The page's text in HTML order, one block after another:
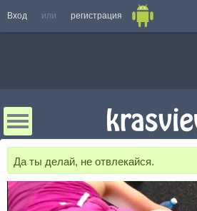
Вход или регистрация
Да ты делай, не отвлекайся.